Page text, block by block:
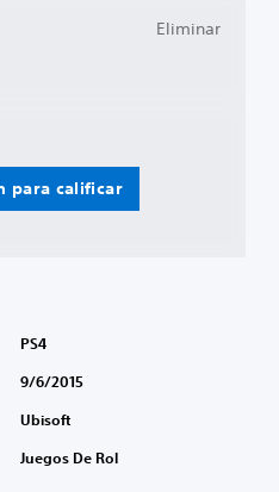
para calificar
Eliminar
PS4
9/6/2015
Ubisoft
Juegos De Rol